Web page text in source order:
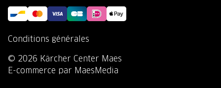
Conditions générales
© 2026 Kärcher Center Maes
E-commerce par MaesMedia